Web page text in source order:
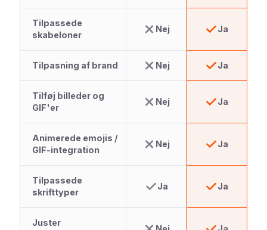
Tilpassede
skabeloner
Nej Ja
Tilpasning af brand Nej Ja
Tilføj billeder og
GIF'er
Nej Ja
Animerede emojis /
GIF-integration
Nej Ja
Tilpassede
skrifttyper
Ja Ja
Juster